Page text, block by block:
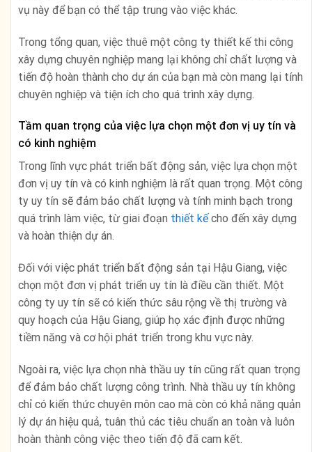
vụ này để bạn có thể tập trung vào việc khác.
Trong tổng quan, việc thuê một công ty thiết kế thi công
xây dựng chuyên nghiệp mang lại không chỉ chất lượng và
tiến độ hoàn thành cho dự án của bạn mà còn mang lại tính
chuyên nghiệp và tiện ích cho quá trình xây dựng.
Tầm quan trọng của việc lựa chọn một đơn vị uy tín và
có kinh nghiệm
Trong lĩnh vực phát triển bất động sản, việc lựa chọn một
đơn vị uy tín và có kinh nghiệm là rất quan trọng. Một công
ty uy tín sẽ đảm bảo chất lượng và tính minh bạch trong
quá trình làm việc, từ giai đoạn thiết kếcho đến xây dựng
và hoàn thiện dự án.
Đối với việc phát triển bất động sản tại Hậu Giang, việc
chọn một đơn vị phát triển uy tín là điều cần thiết. Một
công ty uy tín sẽ có kiến thức sâu rộng về thị trường và
quy hoạch của Hậu Giang, giúp họ xác định được những
tiềm năng và cơ hội phát triển trong khu vực này.
Ngoài ra, việc lựa chọn nhà thầu uy tín cũng rất quan trọng
để đảm bảo chất lượng công trình. Nhà thầu uy tín không
chỉ có kiến thức chuyên môn cao mà còn có khả năng quản
lý dự án hiệu quả, tuân thủ các tiêu chuẩn an toàn và luôn
hoàn thành công việc theo tiến độ đã cam kết.